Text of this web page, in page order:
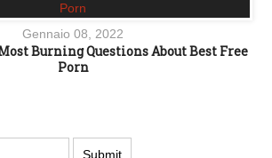
Gennaio 08, 2022
Burning Questions About Best Free
Porn